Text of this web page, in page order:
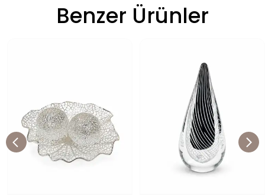
Benzer Ürünler